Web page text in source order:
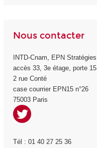
Nous contacter
INTD-Cnam, EPN Stratégies
accès 33, 3eétage, porte 15
2 rue Conté
case courrier EPN15 n°26
75003 Paris
Tél : 01 40 27 25 36